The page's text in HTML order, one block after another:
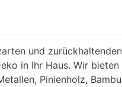
und
in Ihr Haus. Wir
Pinienholz,